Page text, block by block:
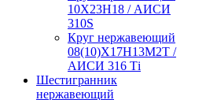
10Х23Н18 / АИСИ
310S
Круг нержавеющий
08(10)Х17Н13М2Т /
АИСИ 316 Тi
Шестигранник
нержавеющий